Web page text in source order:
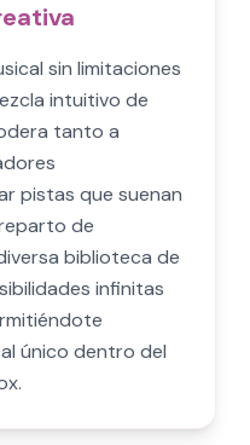
sin limitaciones
intuitivo de
tanto a
pistas que suenan
de
biblioteca de
infinitas
único dentro del